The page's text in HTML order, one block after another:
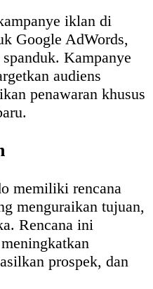
iklan di
Google AdWords,
Kampanye
audiens
penawaran khusus
memiliki rencana
menguraikan tujuan,
Rencana ini
prospek, dan